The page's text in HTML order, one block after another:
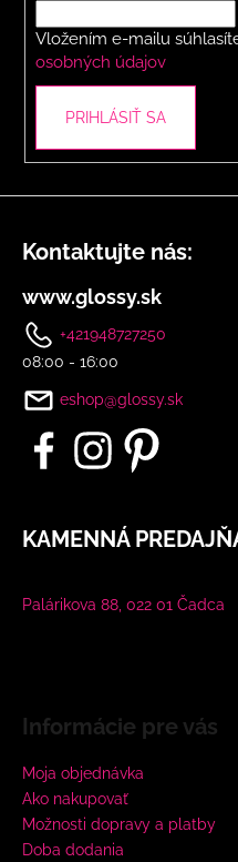
Vložením e-mailu
osobných údajov
PRIHLÁSIŤ SA
Kontaktujte nás:
www.glossy.sk
+421948727250
08:00 - 16:00
eshop@glossy.sk
KAMENNÁ
Palárikova 88, 022 01 Čadca
Informácie pre vás
Moja objednávka
Ako nakupovať
Možnosti dopravy a platby
Doba dodania